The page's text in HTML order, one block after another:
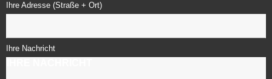
Ihre Adresse (Straße + Ort)
Ihre Nachricht